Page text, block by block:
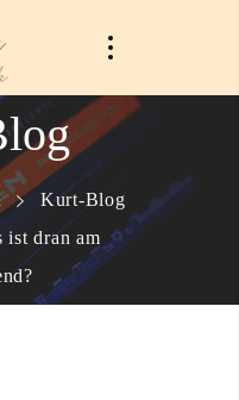
Kurt-Blog
ist dran am